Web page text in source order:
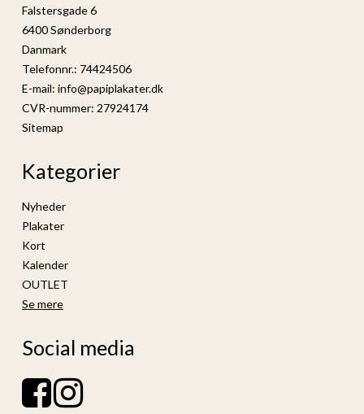
Falstersgade 6
6400 Sønderborg
Danmark
Telefonnr.: 74424506
E-mail: info@papiplakater.dk
CVR-nummer: 27924174
Sitemap
Kategorier
Nyheder
Plakater
Kort
Kalender
OUTLET
Se mere
Social media